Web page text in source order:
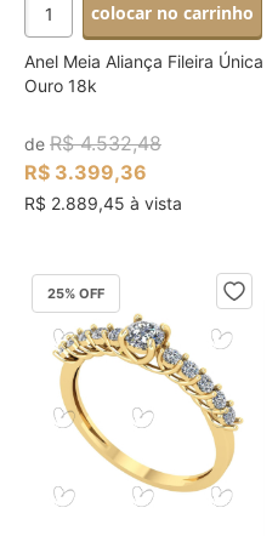
colocar no carrinho
Anel Meia Aliança Fileira Única
Ouro 18k
de R$ 4.532,48
R$ 3.399,36
R$ 2.889,45 à vista
25% OFF